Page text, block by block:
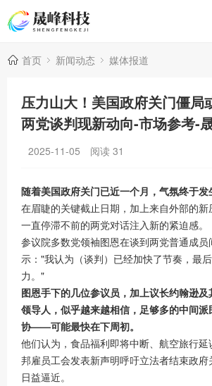
首页 新闻动态 媒体报道
压力山大！美国政府关门僵局
两党谈判现新动向-市场参考-
2025-11-05 阅读 31
随着美国政府关门已近一个月，气氛终于发
在眉睫的关键截止日期，加上来自外部的新
一直停滞不前的两党对话注入新的紧迫感。
参议院多数党领袖图恩在谈到两党普通成员
示："我认为（谈判）已经加快了节奏，最
力。"
图恩手下的几位参议员，加上议长约翰逊
领导人，似乎越来越相信，足够多的中间
协——可能最快在下周初。
他们认为，食品福利即将中断、航空旅行
邦雇员工会发表新声明呼吁立法者结束政
日益逼近。